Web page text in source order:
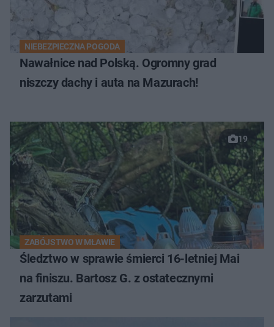
NIEBEZPIECZNA POGODA
Nawałnice nad Polską. Ogromny grad
niszczy dachy i auta na Mazurach!
19
ZABÓJSTWO W MŁAWIE
Śledztwo w sprawie śmierci 16-letniej Mai
na finiszu. Bartosz G. z ostatecznymi
zarzutami